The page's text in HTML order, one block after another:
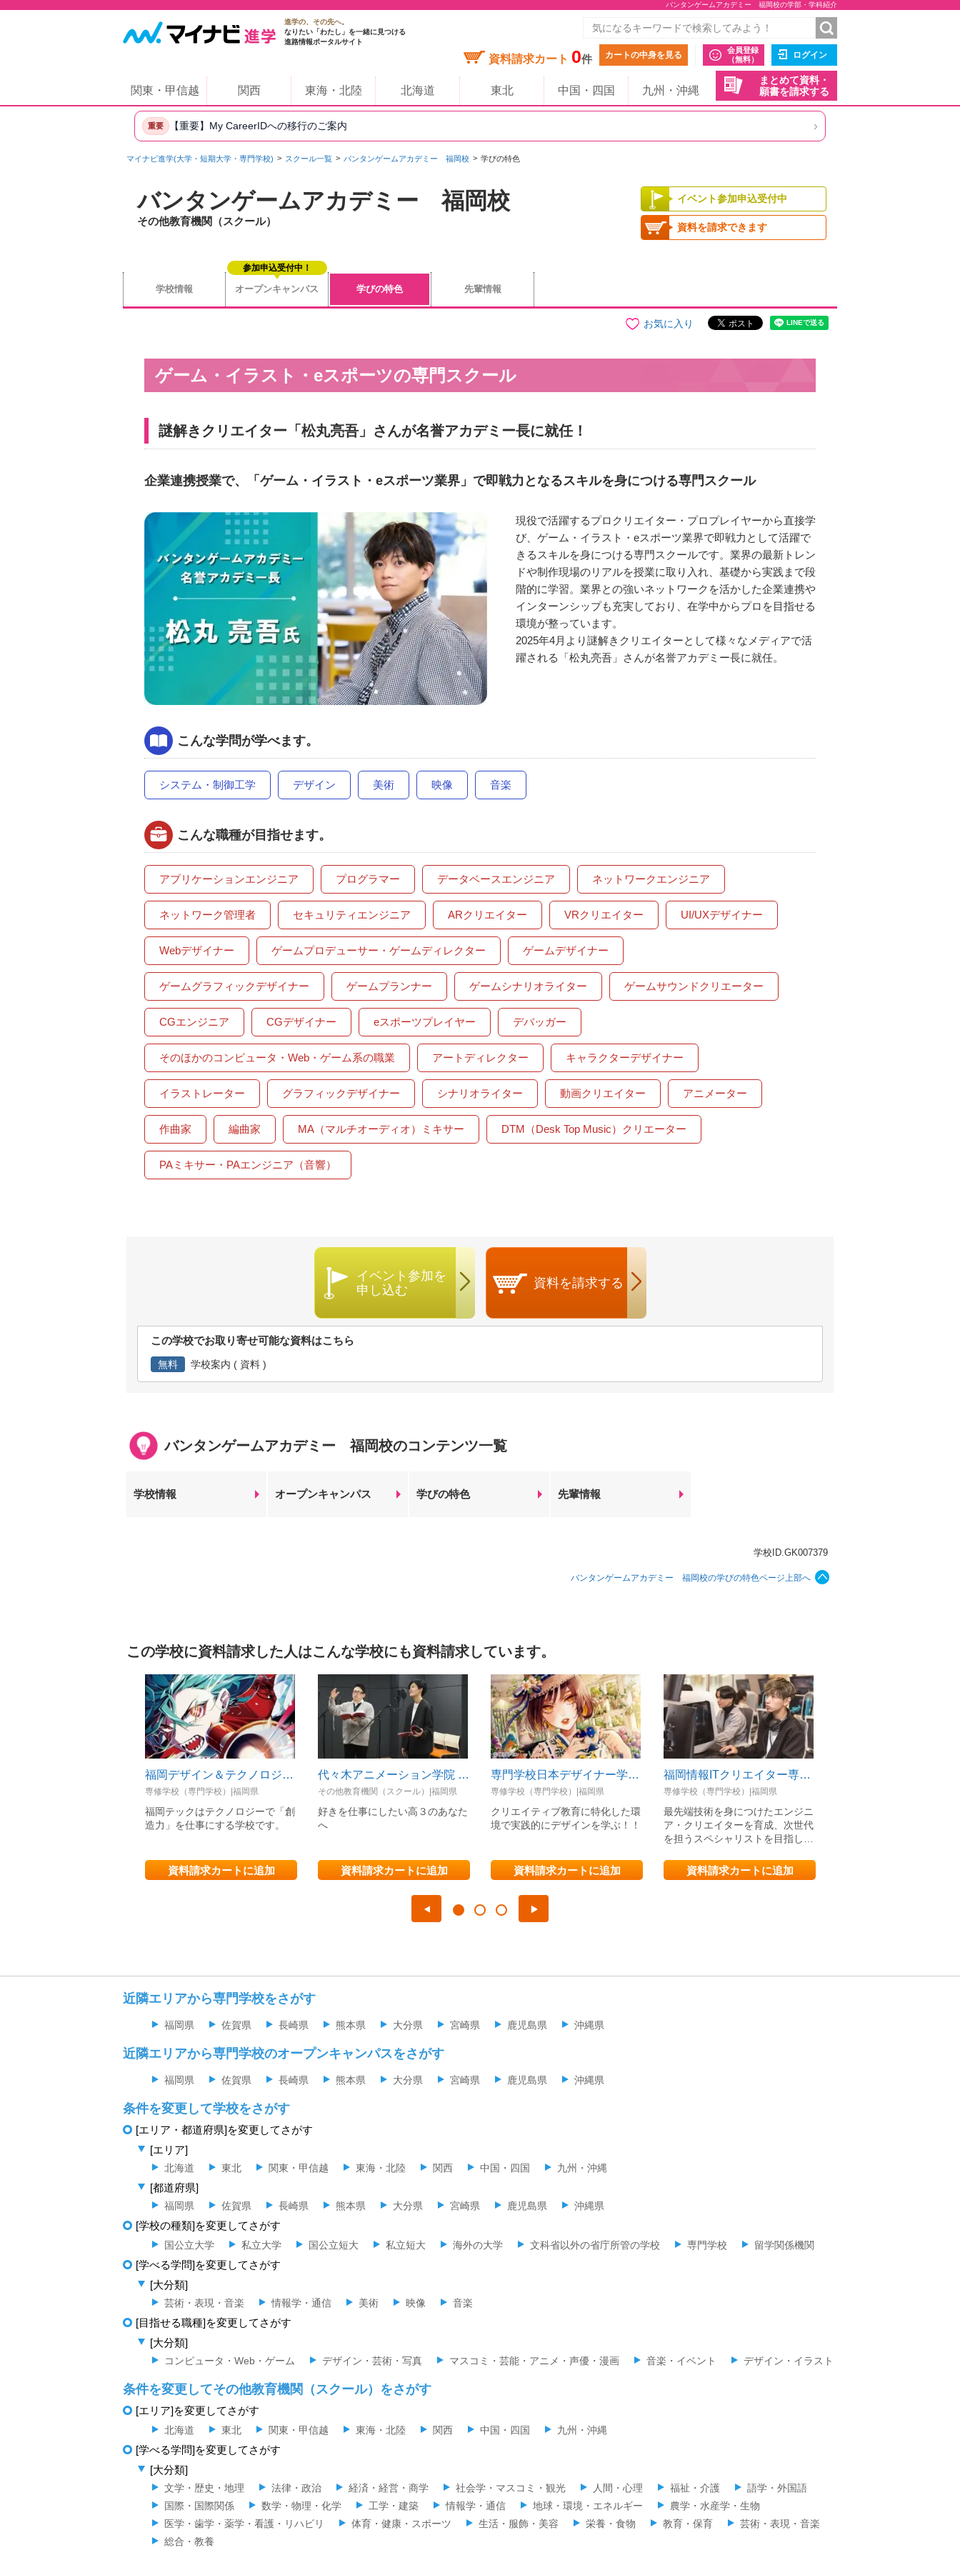
バンタンゲームアカデミー 福岡校の学部・学科紹介
進学の、その先へ。
なりたい「わたし」を一緒に見つける
進路情報ポータルサイト
資料請求カート 0件 カートの中身を見る
会員登録
（無料）
ログイン
まとめて資料・
願書を請求する
関東・甲信越 関西 東海・北陸 北海道 東北 中国・四国 九州・沖縄
重要 【重要】My CareerIDへの移行のご案内 ›
マイナビ進学(大学・短期大学・専門学校) スクール一覧 バンタンゲームアカデミー 福岡校 学びの特色
バンタンゲームアカデミー 福岡校
その他教育機関（スクール）
イベント参加申込受付中
資料を請求できます
学校情報 オープンキャンパス
参加申込受付中！
学びの特色 先輩情報
お気に入り
ゲーム・イラスト・eスポーツの専門スクール
謎解きクリエイター「松丸亮吾」さんが名誉アカデミー長に就任！
企業連携授業で、「ゲーム・イラスト・eスポーツ業界」で即戦力となるスキルを身につける専門スクール
現役で活躍するプロクリエイター・プロプレイヤーから直接学
び、ゲーム・イラスト・eスポーツ業界で即戦力として活躍で
きるスキルを身につける専門スクールです。業界の最新トレン
ドや制作現場のリアルを授業に取り入れ、基礎から実践まで段
階的に学習。業界との強いネットワークを活かした企業連携や
インターンシップも充実しており、在学中からプロを目指せる
環境が整っています。
2025年4月より謎解きクリエイターとして様々なメディアで活
躍される「松丸亮吾」さんが名誉アカデミー長に就任。
こんな学問が学べます。
システム・制御工学 デザイン 美術 映像 音楽
こんな職種が目指せます。
アプリケーションエンジニア プログラマー データベースエンジニア ネットワークエンジニア
ネットワーク管理者 セキュリティエンジニア ARクリエイター VRクリエイター UI/UXデザイナー
Webデザイナー ゲームプロデューサー・ゲームディレクター ゲームデザイナー
ゲームグラフィックデザイナー ゲームプランナー ゲームシナリオライター ゲームサウンドクリエーター
CGエンジニア CGデザイナー eスポーツプレイヤー デバッガー
そのほかのコンピュータ・Web・ゲーム系の職業 アートディレクター キャラクターデザイナー
イラストレーター グラフィックデザイナー シナリオライター 動画クリエイター アニメーター
作曲家 編曲家 MA（マルチオーディオ）ミキサー DTM（Desk Top Music）クリエーター
PAミキサー・PAエンジニア（音響）
イベント参加を
申し込む
資料を請求する
この学校でお取り寄せ可能な資料はこちら
無料 学校案内 ( 資料 )
バンタンゲームアカデミー 福岡校のコンテンツ一覧
学校情報 オープンキャンパス 学びの特色 先輩情報
学校ID.GK007379
バンタンゲームアカデミー 福岡校の学びの特色ページ上部へ
この学校に資料請求した人はこんな学校にも資料請求しています。
福岡デザイン＆テクノロジー専門学校
専修学校（専門学校）|福岡県
福岡テックはテクノロジーで「創
造力」を仕事にする学校です。
資料請求カートに追加
代々木アニメーション学院 福岡校【声優・VTuber・アニメーター・アニメ監督・イラストレーター・マンガ家・芸能マネージャー】
その他教育機関（スクール）|福岡県
好きを仕事にしたい高３のあなた
へ
資料請求カートに追加
専門学校日本デザイナー学院 九州校
専修学校（専門学校）|福岡県
クリエイティブ教育に特化した環
境で実践的にデザインを学ぶ！！
資料請求カートに追加
福岡情報ITクリエイター専門学校
専修学校（専門学校）|福岡県
最先端技術を身につけたエンジニ
ア・クリエイターを育成、次世代
を担うスペシャリストを目指し…
資料請求カートに追加
近隣エリアから専門学校をさがす
福岡県 佐賀県 長崎県 熊本県 大分県 宮崎県 鹿児島県 沖縄県
近隣エリアから専門学校のオープンキャンパスをさがす
福岡県 佐賀県 長崎県 熊本県 大分県 宮崎県 鹿児島県 沖縄県
条件を変更して学校をさがす
[エリア・都道府県]を変更してさがす
[エリア]
北海道 東北 関東・甲信越 東海・北陸 関西 中国・四国 九州・沖縄
[都道府県]
福岡県 佐賀県 長崎県 熊本県 大分県 宮崎県 鹿児島県 沖縄県
[学校の種類]を変更してさがす
国公立大学 私立大学 国公立短大 私立短大 海外の大学 文科省以外の省庁所管の学校 専門学校 留学関係機関
[学べる学問]を変更してさがす
[大分類]
芸術・表現・音楽 情報学・通信 美術 映像 音楽
[目指せる職種]を変更してさがす
[大分類]
コンピュータ・Web・ゲーム デザイン・芸術・写真 マスコミ・芸能・アニメ・声優・漫画 音楽・イベント デザイン・イラスト
条件を変更してその他教育機関（スクール）をさがす
[エリア]を変更してさがす
北海道 東北 関東・甲信越 東海・北陸 関西 中国・四国 九州・沖縄
[学べる学問]を変更してさがす
[大分類]
文学・歴史・地理 法律・政治 経済・経営・商学 社会学・マスコミ・観光 人間・心理 福祉・介護
語学・外国語
国際・国際関係
数学・物理・化学 工学・建築 情報学・通信 地球・環境・エネルギー
農学・水産学・生物
医学・歯学・薬学・看護・リハビリ
体育・健康・スポーツ 生活・服飾・美容 栄養・食物 教育・保育
芸術・表現・音楽
総合・教養